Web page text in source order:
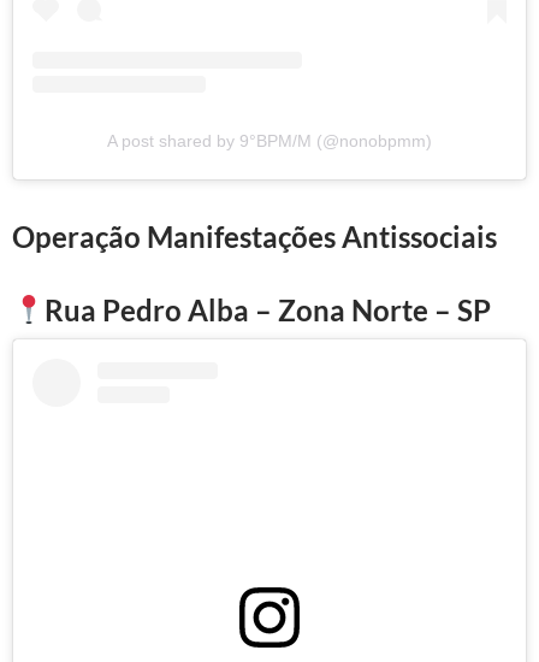
A post shared by 9°BPM/M (@nonobpmm)
Operação Manifestações Antissociais
Rua Pedro Alba – Zona Norte – SP